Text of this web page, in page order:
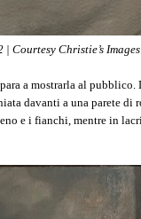
Courtesy Christie’s
a mostrarla al
davanti a una parete di
e i fianchi, mentre in